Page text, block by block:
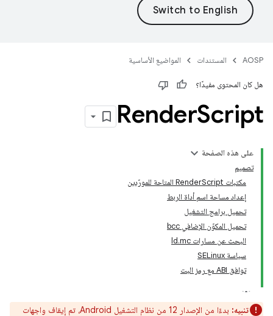
AOSP المستندات المواضيع الأساسية
هل كان المحتوى مفيدًا؟
RenderScript
على هذه الصفحة
تصميم
مكتبات RenderScript المتاحة للمورّدين
إعداد مساحة اسم أداة الربط
تحميل برامج التشغيل
تحميل المكوّن الإضافي bcc
البحث عن مسارات ld.mc
سياسة SELinux
توافق ABI مع رمز البت
تنبيه:
بدءًا من الإصدار 12 من نظام التشغيل Android، تم إيقاف واجهات